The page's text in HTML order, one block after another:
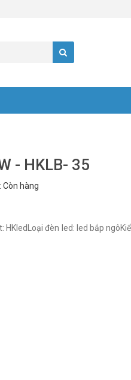
- HKLB- 35
: Còn hàng
HKledLoại đèn led: led bắp